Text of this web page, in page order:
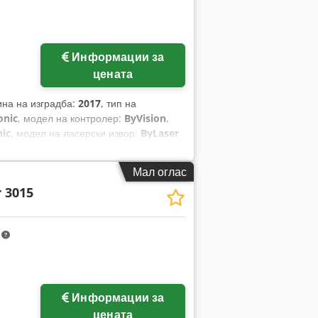
цената
на изградба: 2017, тип на
, модел на контролер: ByVision,
, модел на ласерски извор: ByLaser
челик:25 мм, должина на масата:
1.500 мм , растојание
на движење Z-оска: 80 мм,
единица, менаџер на
Мал оглас
3015
цената